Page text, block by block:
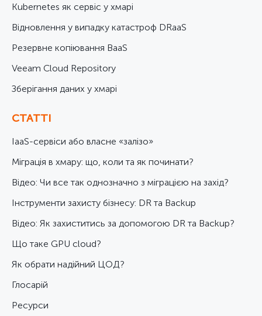
Kubernetes як сервіс у хмарі
Відновлення у випадку катастроф DRaaS
Резервне копіювання BaaS
Veeam Cloud Repository
Зберігання даних у хмарі
СТАТТІ
IaaS-сервіси або власне «залізо»
Міграція в хмару: що, коли та як починати?
Відео: Чи все так однозначно з міграцією на захід?
Інструменти захисту бізнесу: DR та Backup
Відео: Як захиститись за допомогою DR та Backup?
Що таке GPU cloud?
Як обрати надійний ЦОД?
Глосарій
Ресурси